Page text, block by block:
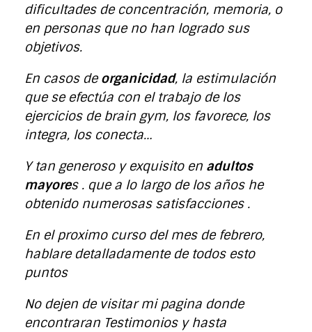
dificultades de concentración, memoria, o
en personas que no han logrado sus
objetivos.
En casos deorganicidad, la estimulación
que se efectúa con el trabajo de los
ejercicios de brain gym, los favorece, los
integra, los conecta…
Y tan generoso y exquisito en adultos
mayores . que a lo largo de los años he
obtenido numerosas satisfacciones .
En el proximo curso del mes de febrero,
hablare detalladamente de todos esto
puntos
No dejen de visitar mi pagina donde
encontraran Testimonios y hasta